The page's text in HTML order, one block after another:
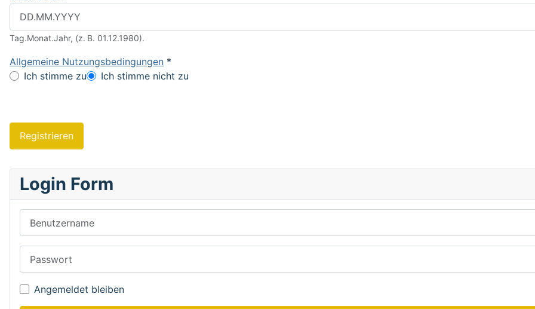
Tag.Monat.Jahr, (z. B. 01.12.1980).
Allgemeine Nutzungsbedingungen *
Allgemeine Nutzungsbedingungen
Ich stimme zu Ich stimme nicht zu
Registrieren
Login Form
Angemeldet bleiben